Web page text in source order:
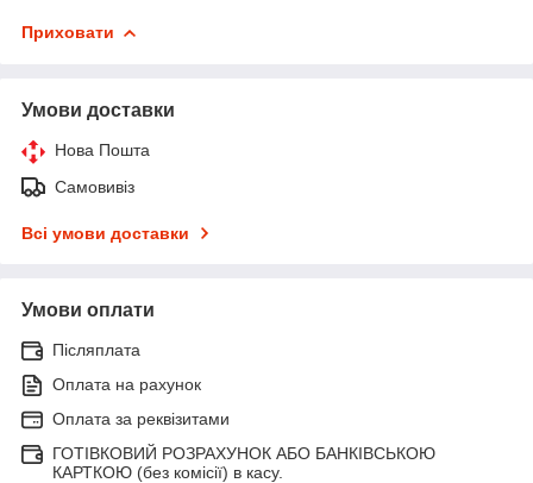
Приховати
Умови доставки
Нова Пошта
Самовивіз
Всі умови доставки
Умови оплати
Післяплата
Оплата на рахунок
Оплата за реквізитами
ГОТІВКОВИЙ РОЗРАХУНОК АБО БАНКІВСЬКОЮ
КАРТКОЮ (без комісії) в касу.